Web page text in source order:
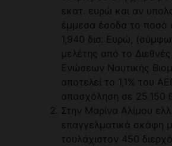
εκατ. ευρώ και αν
έμμεσα έσοδα το ποσό
1,940 δισ. Ευρώ,
μελέτης από το
Ενώσεων Ναυτικής
αποτελεί το 1,1% του
απασχόληση σε 25.150
Στην Μαρίνα Αλίμου
επαγγελματικά σκάφη
τουλάχιστον 450